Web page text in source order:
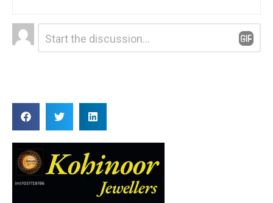
Leave
a
Comment